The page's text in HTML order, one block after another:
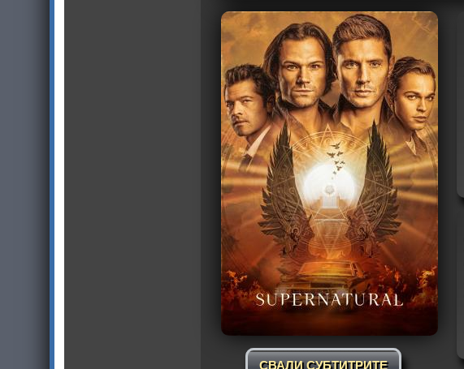
СВАЛИ СУБТИТРИТЕ